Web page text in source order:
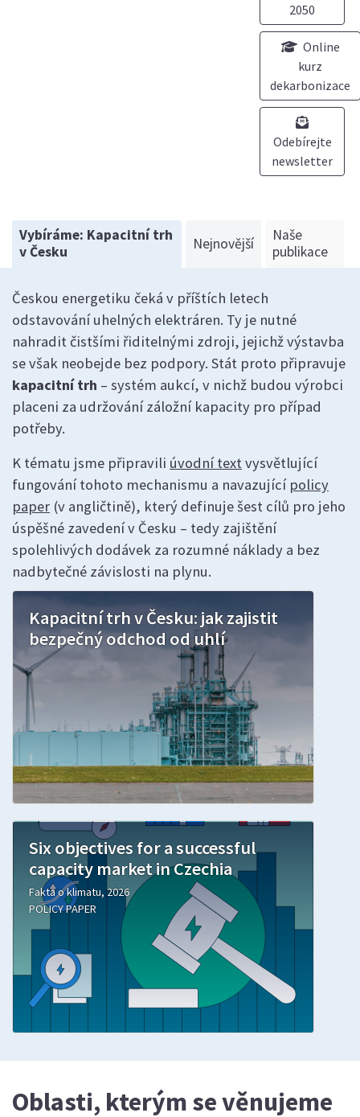
2050
Online
kurz
dekarbonizace
Odebírejte
newsletter
Vybíráme: Kapacitní trh
v Česku
Nejnovější
Naše
publikace
Českou energetiku čeká v příštích letech
odstavování uhelných elektráren. Ty je nutné
nahradit čistšími řiditelnými zdroji, jejichž výstavba
se však neobejde bez podpory. Stát proto připravuje
kapacitní trh – systém aukcí, v nichž budou výrobci
placeni za udržování záložní kapacity pro případ
potřeby.
K tématu jsme připravili úvodní textvysvětlující
fungování tohoto mechanismu a navazující policy
paper (v angličtině), který definuje šest cílů pro jeho
úspěšné zavedení v Česku – tedy zajištění
spolehlivých dodávek za rozumné náklady a bez
nadbytečné závislosti na plynu.
Kapacitní trh v Česku: jak zajistit
bezpečný odchod od uhlí
Six objectives for a successful
capacity market in Czechia
Fakta o klimatu, 2026
POLICY PAPER
Oblasti, kterým se věnujeme